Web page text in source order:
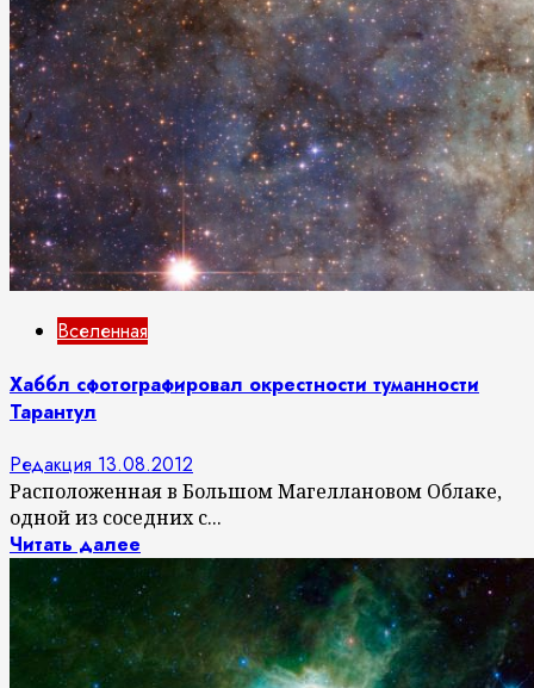
Вселенная
Хаббл сфотографировал окрестности туманности
Тарантул
Редакция 13.08.2012
Расположенная в Большом Магеллановом Облаке,
одной из соседних с...
Читать далее